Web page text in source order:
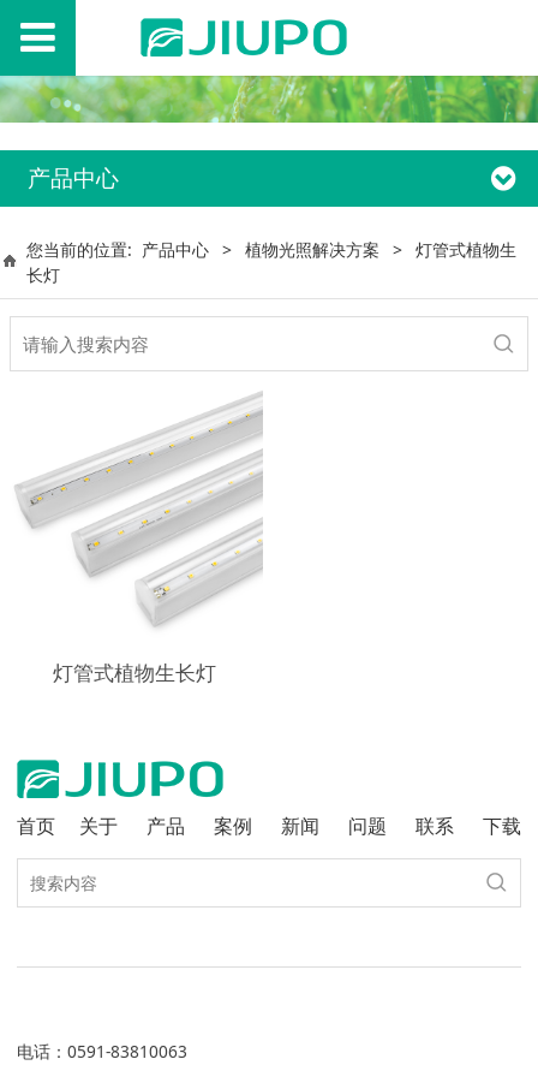
产品中心
您当前的位置: 产品中心 > 植物光照解决方案 > 灯管式植物生
长灯
灯管式植物生长灯
首页 关于 产品 案例 新闻 问题 联系 下载
电话： 0591-83810063